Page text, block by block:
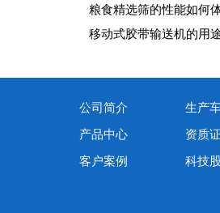
粮食精选筛的性能如何
移动式胶带输送机的用
公司简介
生产
产品中心
资质
客户案例
科技